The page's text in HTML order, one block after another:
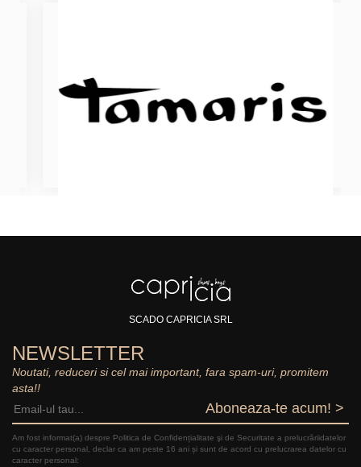
SCADO CAPRICIA SRL
NEWSLETTER
Noutati, reduceri si cel mai important, fara spam-uri, promitem
asta!!
Aboneaza-te acum! >
Am fost informat(a) despre Politica de Confidențialitate şi de Securitate a prelucrăriidatelor
cu caracter personal, declar ca am peste 16 ani și sunt de acord cu prelucrarea datelor cu
caracter personal: